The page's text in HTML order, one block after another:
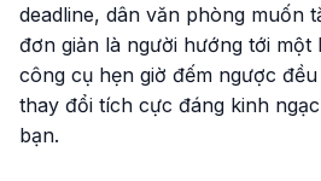
deadline, dân văn phòng muốn
đơn giản là người hướng tới một
công cụ hẹn giờ đếm ngược
thay đổi tích cực đáng kinh
bạn.